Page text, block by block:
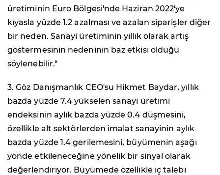
üretiminin Euro Bölgesi'nde Haziran 2022'ye
kıyasla yüzde 1.2 azalması ve azalan siparişler diğer
bir neden. Sanayi üretiminin yıllık olarak artış
göstermesinin nedeninin baz etkisi olduğu
söylenebilir."
3. Göz Danışmanlık CEO'su Hikmet Baydar, yıllık
bazda yüzde 7.4 yükselen sanayi üretimi
endeksinin aylık bazda yüzde 0.4 düşmesini,
özellikle alt sektörlerden imalat sanayinin aylık
bazda yüzde 1.4 gerilemesini, büyümenin aşağı
yönde etkileneceğine yönelik bir sinyal olarak
değerlendiriyor. Büyümede özellikle iç talebi